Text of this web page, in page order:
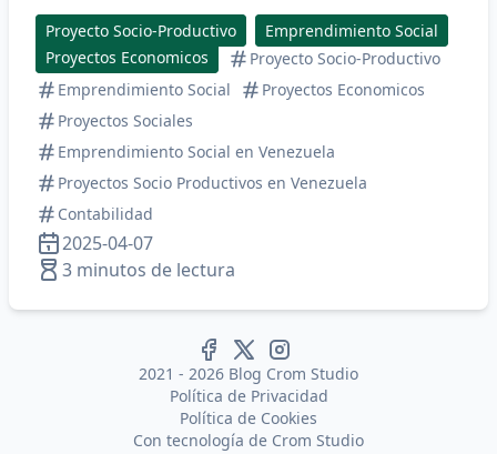
Proyecto Socio-Productivo
Emprendimiento Social
Proyectos Economicos
Proyecto Socio-Productivo
Emprendimiento Social
Proyectos Economicos
Proyectos Sociales
Emprendimiento Social en Venezuela
Proyectos Socio Productivos en Venezuela
Contabilidad
2025-04-07
3 minutos de lectura
2021 - 2026 Blog Crom Studio
Política de Privacidad
Política de Cookies
Con tecnología de Crom Studio